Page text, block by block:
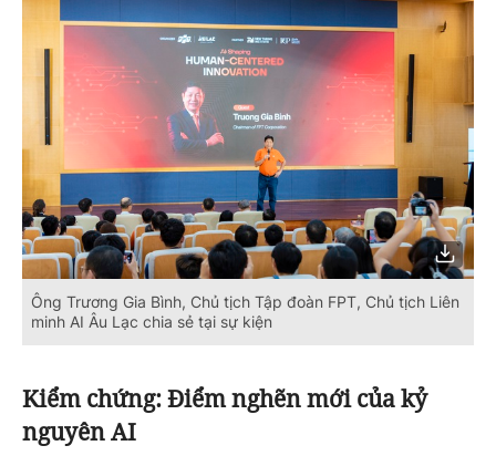
Ông Trương Gia Bình, Chủ tịch Tập đoàn FPT, Chủ tịch Liên
minh AI Âu Lạc chia sẻ tại sự kiện
Kiểm chứng: Điểm nghẽn mới của kỷ
nguyên AI